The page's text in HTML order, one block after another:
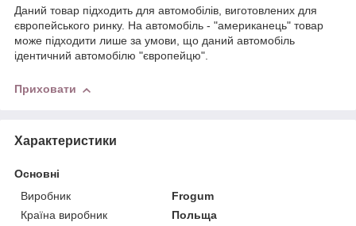
Даний товар підходить для автомобілів, виготовлених для
європейського ринку. На автомобіль - "американець" товар
може підходити лише за умови, що даний автомобіль
ідентичний автомобілю "європейцю".
Приховати
Характеристики
Основні
Виробник
Frogum
Країна виробник
Польща